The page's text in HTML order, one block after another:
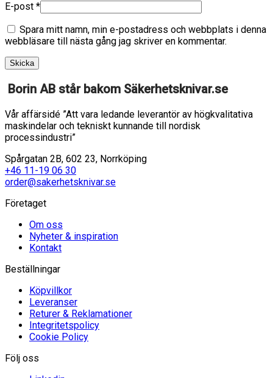
E-post *
Spara mitt namn, min e-postadress och webbplats i denna
webbläsare till nästa gång jag skriver en kommentar.
Borin AB står bakom Säkerhetsknivar.se
Vår affärsidé ”Att vara ledande leverantör av högkvalitativa
maskindelar och tekniskt kunnande till nordisk
processindustri”
Spårgatan 2B, 602 23, Norrköping
+46 11-19 06 30
order@sakerhetsknivar.se
Företaget
Om oss
Nyheter & inspiration
Kontakt
Beställningar
Köpvillkor
Leveranser
Returer & Reklamationer
Integritetspolicy
Cookie Policy
Följ oss